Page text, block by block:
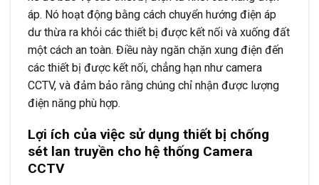
áp. Nó hoạt động bằng cách chuyển hướng điện áp
dư thừa ra khỏi các thiết bị được kết nối và xuống đất
một cách an toàn. Điều này ngăn chặn xung điện đến
các thiết bị được kết nối, chẳng hạn như camera
CCTV, và đảm bảo rằng chúng chỉ nhận được lượng
điện năng phù hợp.
Lợi ích của việc sử dụng thiết bị chống
sét lan truyền cho hệ thống Camera
CCTV